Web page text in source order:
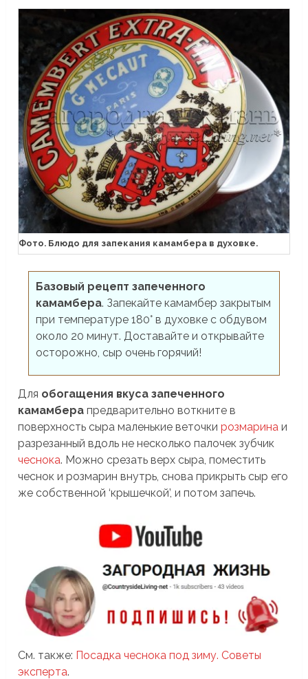
Фото. Блюдо для запекания камамбера в духовке.
Базовый рецепт запеченного
камамбера. Запекайте камамбер закрытым
при температуре 180° в духовке с обдувом
около 20 минут. Доставайте и открывайте
осторожно, сыр очень горячий!
Для обогащения вкуса запеченного
камамбера предварительно воткните в
поверхность сыра маленькие веточкирозмарина и
разрезанный вдоль не несколько палочек зубчик
чеснока. Можно срезать верх сыра, поместить
чеснок и розмарин внутрь, снова прикрыть сыр его
же собственной ‘крышечкой’, и потом запечь.
См. также: Посадка чеснока под зиму. Советы
эксперта.